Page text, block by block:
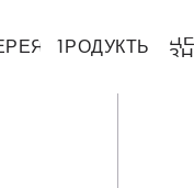
ЗНАНИЙ
ПРОДУКТЫ